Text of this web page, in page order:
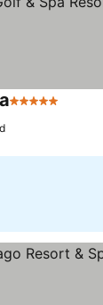
5 Estrellas